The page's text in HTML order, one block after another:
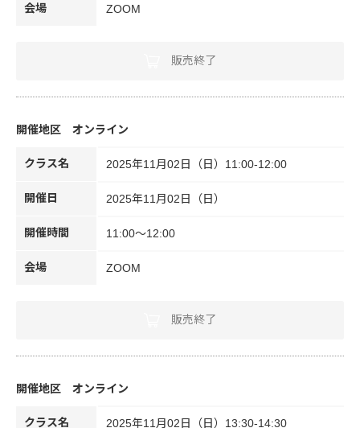
会場 ZOOM
販売終了
オンライン
クラス名 2025年11月02日（日）11:00-12:00
開催日 2025年11月02日（日）
開催時間 11:00～12:00
会場 ZOOM
販売終了
オンライン
クラス名 2025年11月02日（日）13:30-14:30